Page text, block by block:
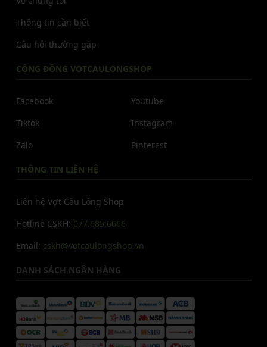
Thông tin cần biết
Câu hỏi thường gặp
CỘNG ĐỒNG VOTCAULONGSHOP
Facebook
Tiktok
Zalo
Youtube
Instagram
Pinterest
THÔNG TIN LIÊN HỆ
Liên hệ Vợt Cầu Lông Shop
Hotline CSKH: 077.685.6666
Email: cskh@votcaulongshop.vn
DANH SÁCH NGÂN HÀNG